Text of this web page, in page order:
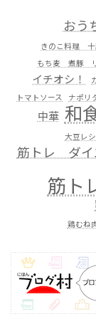
おう
きのこ料理
もち麦 煮豚
イチオシ！
トマトソース ナポリ
中華 和
大豆レ
筋トレ ダイ
筋ト
鶏むね